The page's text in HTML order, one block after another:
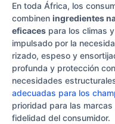
En toda África, los
combinen ingredientes
eficaces para los climas
impulsado por la
rizado, espeso y
profunda y protección
necesidades
adecuadas para los
prioridad para las
fidelidad del consumidor.